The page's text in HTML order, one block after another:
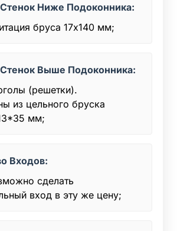
Ниже Подоконника:
бруса 17х140 мм;
Выше Подоконника:
(решетки).
из цельного бруска
мм;
Входов:
сделать
вход в эту же цену;